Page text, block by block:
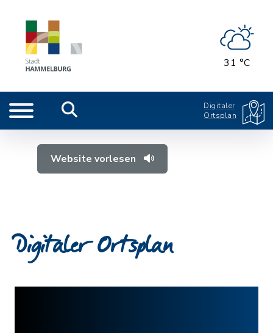
31 °C
Digitaler
Ortsplan
Website vorlesen
Digitaler Ortsplan